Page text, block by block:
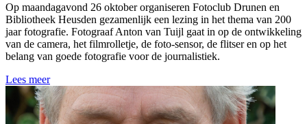
Op maandagavond 26 oktober organiseren Fotoclub Drunen en
Bibliotheek Heusden gezamenlijk een lezing in het thema van 200
jaar fotografie. Fotograaf Anton van Tuijl gaat in op de ontwikkeling
van de camera, het filmrolletje, de foto-sensor, de flitser en op het
belang van goede fotografie voor de journalistiek.
Lees meer